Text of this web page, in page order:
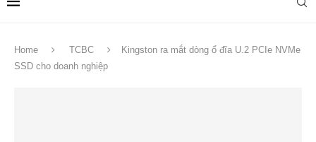
Home TCBC
Kingston ra mắt dòng ổ đĩa U.2 PCIe NVMe
SSD cho doanh nghiệp